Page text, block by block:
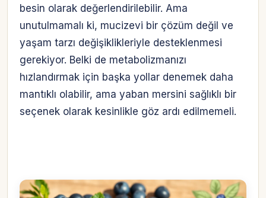
besin olarak değerlendirilebilir. Ama
unutulmamalı ki, mucizevi bir çözüm değil ve
yaşam tarzı değişiklikleriyle desteklenmesi
gerekiyor. Belki de metabolizmanızı
hızlandırmak için başka yollar denemek daha
mantıklı olabilir, ama yaban mersini sağlıklı bir
seçenek olarak kesinlikle göz ardı edilmemeli.